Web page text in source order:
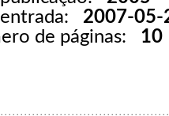
2007-05-
de páginas: 10